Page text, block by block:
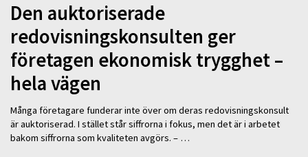
Den auktoriserade
redovisningskonsulten ger
företagen ekonomisk trygghet –
hela vägen
Många företagare funderar inte över om deras redovisningskonsult
är auktoriserad. I stället står siffrorna i fokus, men det är i arbetet
bakom siffrorna som kvaliteten avgörs. – …